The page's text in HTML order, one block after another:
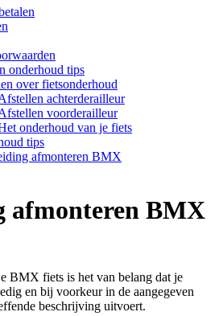
onderhoud tips
over fietsonderhoud
achterderailleur
voorderailleur
onderhoud van je fiets
tips
afmonteren BMX
afmonteren BMX
BMX fiets is het van belang dat je
en bij voorkeur in de aangegeven
beschrijving uitvoert.